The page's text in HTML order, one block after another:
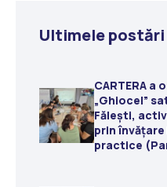
Ultimele postări
CARTERA a
„Ghiocel”
Fălești,
prin
practice